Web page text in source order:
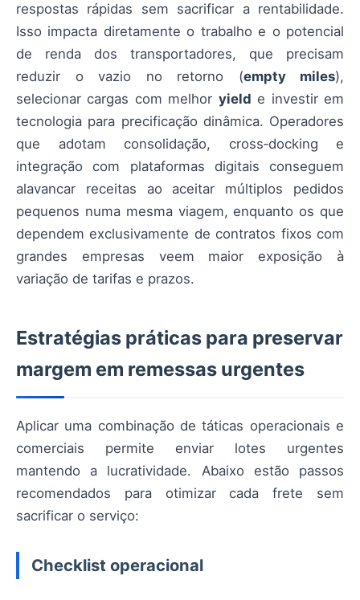
respostas rápidas sem sacrificar a rentabilidade.
Isso impacta diretamente o trabalho e o potencial
de renda dos transportadores, que precisam
reduzir o vazio no retorno (empty miles),
selecionar cargas com melhor yield e investir em
tecnologia para precificação dinâmica. Operadores
que adotam consolidação, cross‑docking e
integração com plataformas digitais conseguem
alavancar receitas ao aceitar múltiplos pedidos
pequenos numa mesma viagem, enquanto os que
dependem exclusivamente de contratos fixos com
grandes empresas veem maior exposição à
variação de tarifas e prazos.
Estratégias práticas para preservar
margem em remessas urgentes
Aplicar uma combinação de táticas operacionais e
comerciais permite enviar lotes urgentes
mantendo a lucratividade. Abaixo estão passos
recomendados para otimizar cada frete sem
sacrificar o serviço:
Checklist operacional